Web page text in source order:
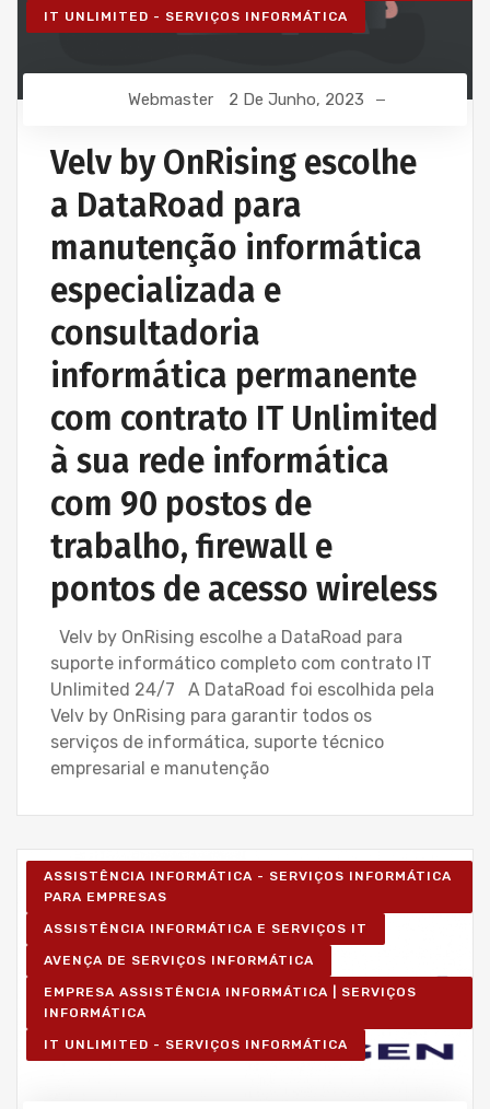
IT UNLIMITED - SERVIÇOS INFORMÁTICA
Webmaster 2 De Junho, 2023
Velv by OnRising escolhe
a DataRoad para
manutenção informática
especializada e
consultadoria
informática permanente
com contrato IT Unlimited
à sua rede informática
com 90 postos de
trabalho, firewall e
pontos de acesso wireless
Velv by OnRising escolhe a DataRoad para
suporte informático completo com contrato IT
Unlimited 24/7 A DataRoad foi escolhida pela
Velv by OnRising para garantir todos os
serviços de informática, suporte técnico
empresarial e manutenção
ASSISTÊNCIA INFORMÁTICA - SERVIÇOS INFORMÁTICA
PARA EMPRESAS
ASSISTÊNCIA INFORMÁTICA E SERVIÇOS IT
AVENÇA DE SERVIÇOS INFORMÁTICA
EMPRESA ASSISTÊNCIA INFORMÁTICA | SERVIÇOS
INFORMÁTICA
IT UNLIMITED - SERVIÇOS INFORMÁTICA